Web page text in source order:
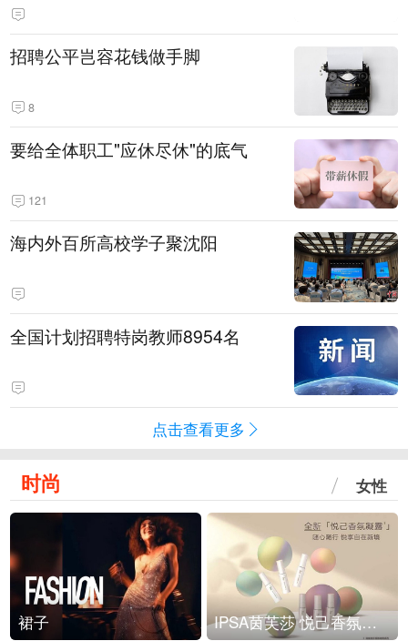
招聘公平岂容花钱做手脚
8
要给全体职工"应休尽休"的底气
121
海内外百所高校学子聚沈阳
全国计划招聘特岗教师8954名
点击查看更多
时尚 女性
裙子 IPSA茵芙莎 悦己香氛凝露上市